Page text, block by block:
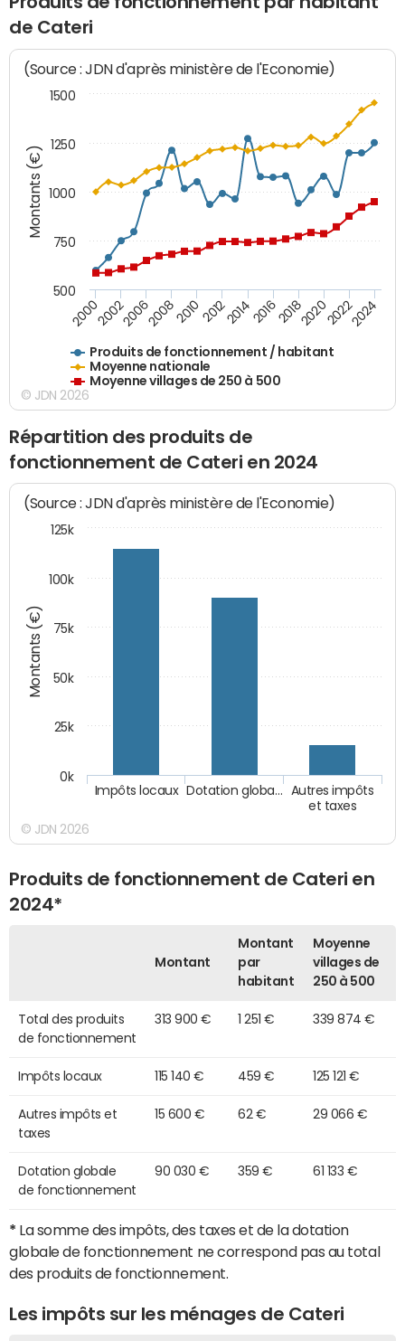
de Cateri
Montants (€)
(Source : JDN d'après ministère de l'Economie)
Produits de fonctionnement / habitant
Moyenne nationale
Moyenne villages de 250 à 500
200020022006200820102012201420162018202020222024
500
750
1000
1250
1500
© JDN 2026
Répartition des produits de
fonctionnement de Cateri en 2024
Montants (€)
(Source : JDN d'après ministère de l'Economie)
Autres impôts
et taxes
Dotation globa…
Impôts locaux
0k
25k
50k
75k
100k
125k
© JDN 2026
Produits de fonctionnement de Cateri en
2024*
Montant
Montant
par
habitant
Moyenne
villages de
250 à 500
Total des produits
de fonctionnement
313 900 € 1 251 € 339 874 €
Impôts locaux 115 140 € 459 € 125 121 €
Autres impôts et
taxes
15 600 € 62 € 29 066 €
Dotation globale
de fonctionnement
90 030 € 359 € 61 133 €
* La somme des impôts, des taxes et de la dotation
globale de fonctionnement ne correspond pas au total
des produits de fonctionnement.
Les impôts sur les ménages de Cateri